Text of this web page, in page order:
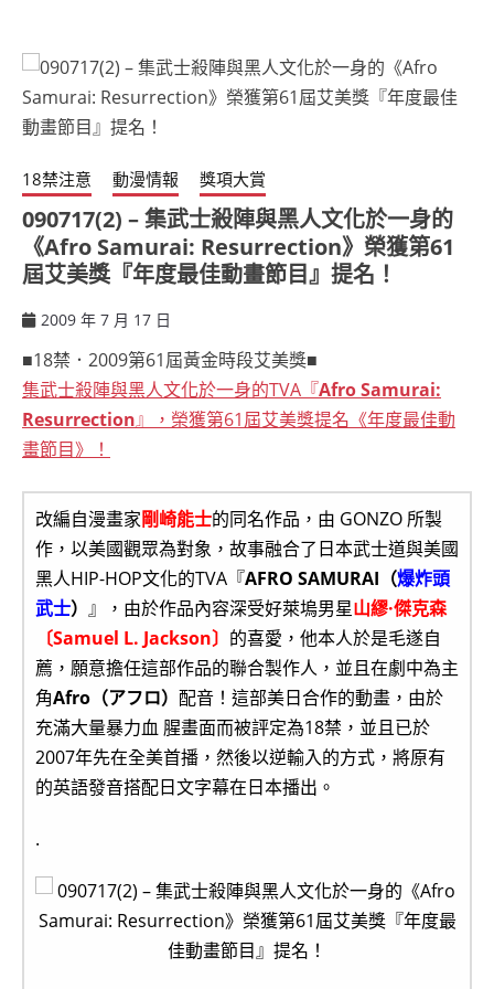
18禁注意 動漫情報 獎項大賞
090717(2) – 集武士殺陣與黑人文化於一身的
《Afro Samurai: Resurrection》榮獲第61
屆艾美獎『年度最佳動畫節目』提名！
2009 年 7 月 17 日
■18禁．2009第61屆黃金時段艾美獎■
集武士殺陣與黑人文化於一身的TVA『Afro Samurai:
Resurrection』，榮獲第61屆艾美獎提名《年度最佳動
畫節目》！
改編自漫畫家剛崎能士的同名作品，由 GONZO 所製
作，以美國觀眾為對象，故事融合了日本武士道與美國
黑人HIP-HOP文化的TVA『AFRO SAMURAI（爆炸頭
武士） 』，由於作品內容深受好萊塢男星山繆·傑克森
〔Samuel L. Jackson〕 的喜愛，他本人於是毛遂自
薦，願意擔任這部作品的聯合製作人，並且在劇中為主
角Afro（アフロ） 配音！這部美日合作的動畫，由於
充滿大量暴力血 腥畫面而被評定為18禁，並且已於
2007年先在全美首播，然後以逆輸入的方式，將原有
的英語發音搭配日文字幕在日本播出。
.